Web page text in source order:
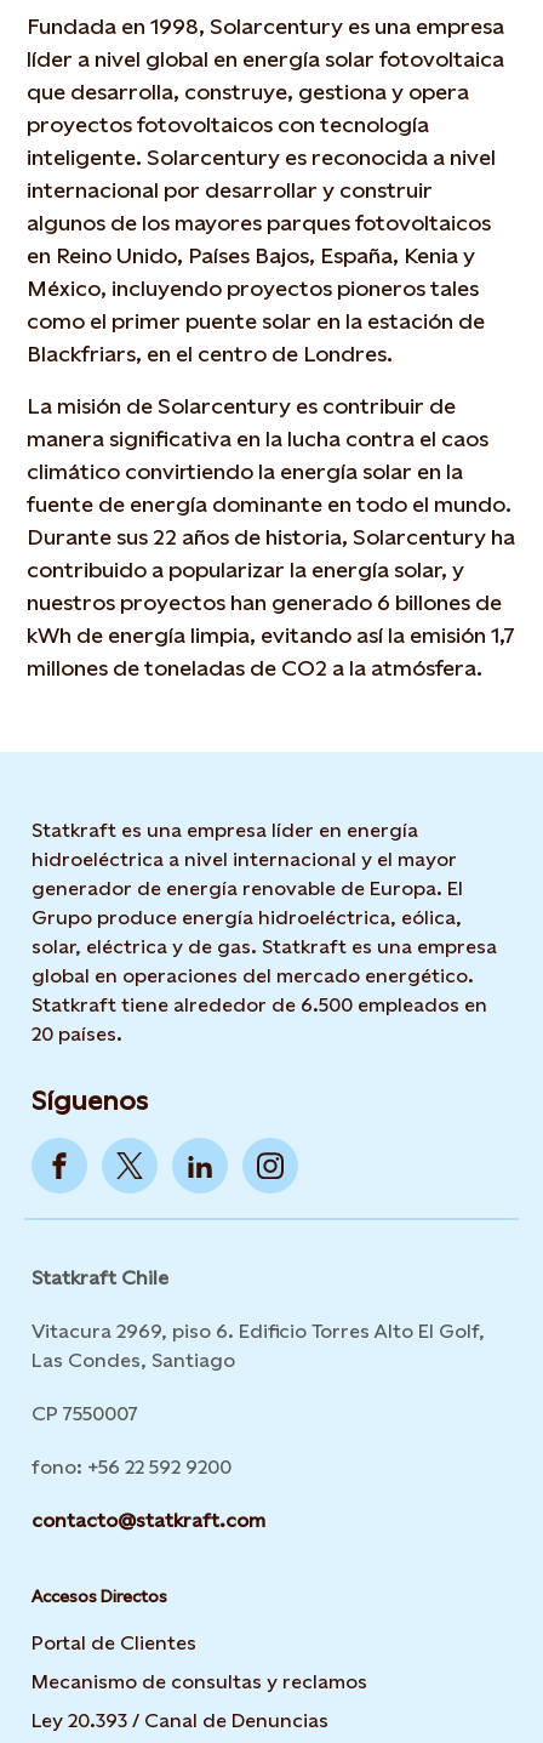
Fundada en 1998, Solarcentury es una empresa
líder a nivel global en energía solar fotovoltaica
que desarrolla, construye, gestiona y opera
proyectos fotovoltaicos con tecnología
inteligente. Solarcentury es reconocida a nivel
internacional por desarrollar y construir
algunos de los mayores parques fotovoltaicos
en Reino Unido, Países Bajos, España, Kenia y
México, incluyendo proyectos pioneros tales
como el primer puente solar en la estación de
Blackfriars, en el centro de Londres.
La misión de Solarcentury es contribuir de
manera significativa en la lucha contra el caos
climático convirtiendo la energía solar en la
fuente de energía dominante en todo el mundo.
Durante sus 22 años de historia, Solarcentury ha
contribuido a popularizar la energía solar, y
nuestros proyectos han generado 6 billones de
kWh de energía limpia, evitando así la emisión 1,7
millones de toneladas de CO2 a la atmósfera.
Statkraft es una empresa líder en energía
hidroeléctrica a nivel internacional y el mayor
generador de energía renovable de Europa. El
Grupo produce energía hidroeléctrica, eólica,
solar, eléctrica y de gas. Statkraft es una empresa
global en operaciones del mercado energético.
Statkraft tiene alrededor de 6.500 empleados en
20 países.
Síguenos
Statkraft Chile
Vitacura 2969, piso 6. Edificio Torres Alto El Golf,
Las Condes, Santiago
CP 7550007
fono: +56 22 592 9200
contacto@statkraft.com
Accesos Directos
Portal de Clientes
Mecanismo de consultas y reclamos
Ley 20.393 / Canal de Denuncias